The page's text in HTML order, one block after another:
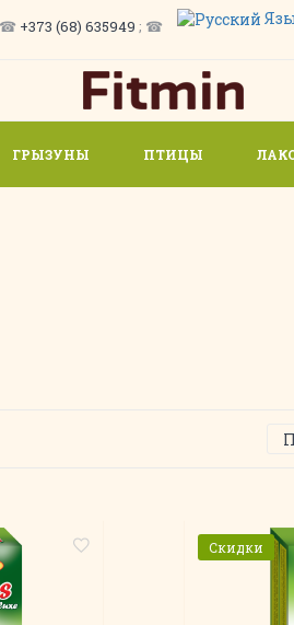
☎ +373 (68) 635949 ; ☎
ГРЫЗУНЫ ПТИЦЫ
Скидки